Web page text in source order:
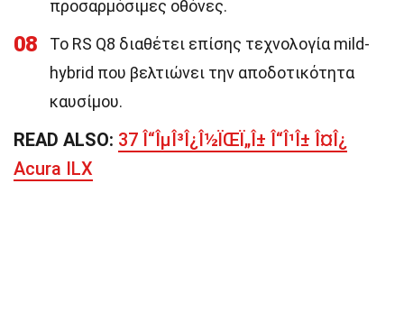
προσαρμόσιμες οθόνες.
08
Το RS Q8 διαθέτει επίσης τεχνολογία mild-
hybrid που βελτιώνει την αποδοτικότητα
καυσίμου.
READ ALSO: 37 Î“ÎµÎ³Î¿Î½ÏŒÏ„Î± Î“Î¹Î± Î¤Î¿
Acura ILX